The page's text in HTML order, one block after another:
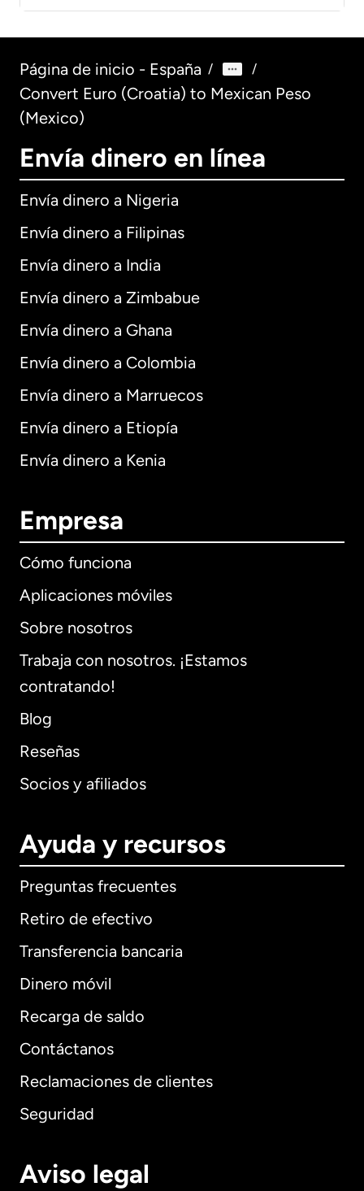
Página de inicio - España / /
Convert Euro (Croatia) to Mexican Peso
(Mexico)
Envía dinero en línea
Envía dinero a Nigeria
Envía dinero a Filipinas
Envía dinero a India
Envía dinero a Zimbabue
Envía dinero a Ghana
Envía dinero a Colombia
Envía dinero a Marruecos
Envía dinero a Etiopía
Envía dinero a Kenia
Empresa
Cómo funciona
Aplicaciones móviles
Sobre nosotros
Trabaja con nosotros. ¡Estamos
contratando!
Blog
Reseñas
Socios y afiliados
Ayuda y recursos
Preguntas frecuentes
Retiro de efectivo
Transferencia bancaria
Dinero móvil
Recarga de saldo
Contáctanos
Reclamaciones de clientes
Seguridad
Aviso legal